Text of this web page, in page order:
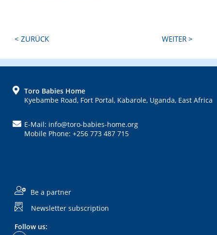
Next
< ZURÜCK WEITER >
FOOTERToro Babies Home
Kyebambe Road, Fort Portal, Kabarole, Uganda, East Africa
E-Mail: info@toro-babies-home.org
Mobile Phone: +256 773 487 715
Be a partner
Newsletter subscription
Follow us: